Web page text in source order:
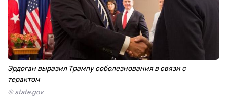
Эрдоган выразил Трампу соболезнования в связи с
терактом
© state.gov